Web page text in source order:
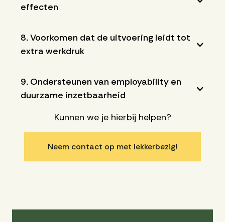
effecten
8. Voorkomen dat de uitvoering leidt tot
extra werkdruk
9. Ondersteunen van employability en
duurzame inzetbaarheid
Kunnen we je hierbij helpen?
Neem contact op met lekkerbezig!